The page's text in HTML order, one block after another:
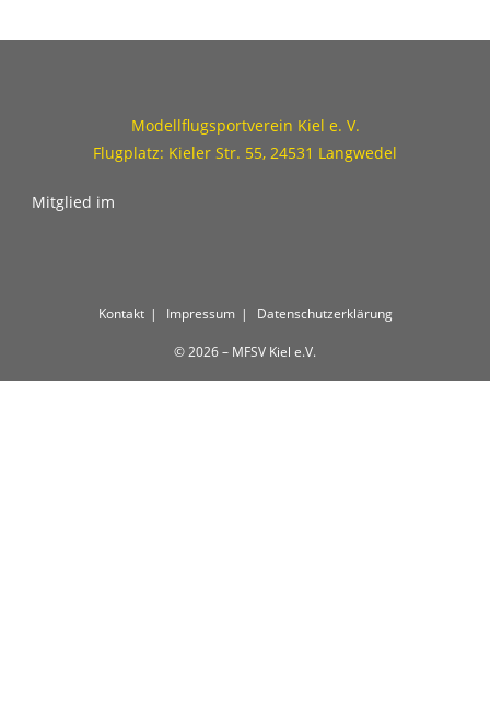
Modellflugsportverein Kiel e. V.
Flugplatz: Kieler Str. 55, 24531 Langwedel
Mitglied im
Kontakt Impressum Datenschutzerklärung
© 2026 – MFSV Kiel e.V.